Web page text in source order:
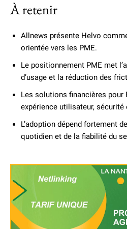
À retenir
Allnews présente Helvo
orientée vers les PME.
Le positionnement PME met
d’usage et la réduction des
Les solutions financières pour
expérience utilisateur,
L’adoption dépend fortement
quotidien et de la fiabilité du